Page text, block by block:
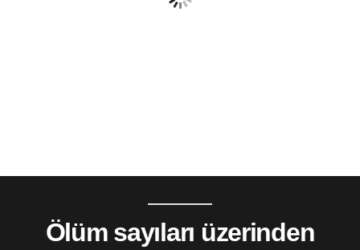
Ölüm sayıları üzerinden